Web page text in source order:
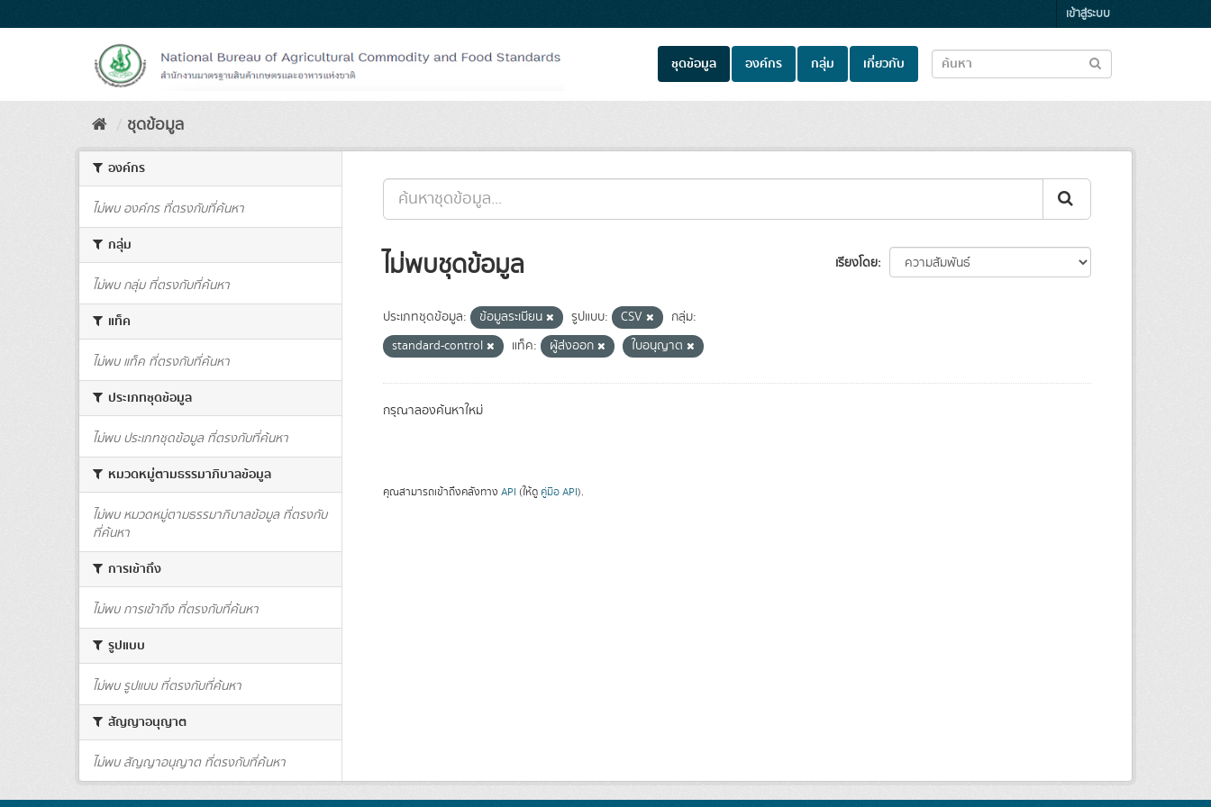
to
เข้าสู่ระบบ
ชุดข้อมูล องค์กร กลุ่ม เกี่ยวกับ
ชุดข้อมูล
องค์กร
ไม่พบ องค์กร ที่ตรงกับที่ค้นหา
กลุ่ม
ไม่พบ กลุ่ม ที่ตรงกับที่ค้นหา
แท็ค
ไม่พบ แท็ค ที่ตรงกับที่ค้นหา
ประเภทชุดข้อมูล
ไม่พบ ประเภทชุดข้อมูล ที่ตรงกับที่ค้นหา
หมวดหมู่ตามธรรมาภิบาลข้อมูล
ไม่พบ หมวดหมู่ตามธรรมาภิบาลข้อมูล ที่ตรงกับ
ที่ค้นหา
การเข้าถึง
ไม่พบ การเข้าถึง ที่ตรงกับที่ค้นหา
รูปแบบ
ไม่พบ รูปแบบ ที่ตรงกับที่ค้นหา
สัญญาอนุญาต
ไม่พบ สัญญาอนุญาต ที่ตรงกับที่ค้นหา
เรียงโดย
ไม่พบชุดข้อมูล
ประเภทชุดข้อมูล: ข้อมูลระเบียน รูปแบบ: CSV
กลุ่ม:
standard-control
แท็ค: ผู้ส่งออก ใบอนุญาต
กรุณาลองค้นหาใหม่
คุณสามารถเข้าถึงคลังทาง API (ให้ดู คู่มือ API).